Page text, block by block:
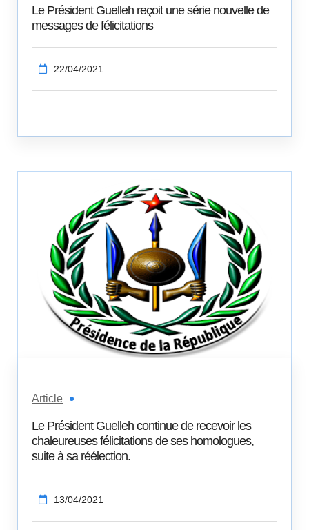
Le Président Guelleh reçoit une série nouvelle de
messages de félicitations
22/04/2021
Article
Le Président Guelleh continue de recevoir les
chaleureuses félicitations de ses homologues,
suite à sa réélection.
13/04/2021